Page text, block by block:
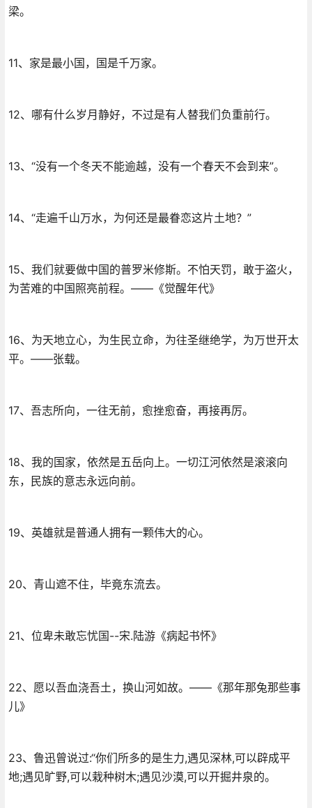
梁。
11、家是最小国，国是千万家。
12、哪有什么岁月静好，不过是有人替我们负重前行。
13、“没有一个冬天不能逾越，没有一个春天不会到来”。
14、“走遍千山万水，为何还是最眷恋这片土地？”
15、我们就要做中国的普罗米修斯。不怕天罚，敢于盗火，
为苦难的中国照亮前程。——《觉醒年代》
16、为天地立心，为生民立命，为往圣继绝学，为万世开太
平。——张载。
17、吾志所向，一往无前，愈挫愈奋，再接再厉。
18、我的国家，依然是五岳向上。一切江河依然是滚滚向
东，民族的意志永远向前。
19、英雄就是普通人拥有一颗伟大的心。
20、青山遮不住，毕竟东流去。
21、位卑未敢忘忧国--宋.陆游《病起书怀》
22、愿以吾血浇吾土，换山河如故。——《那年那兔那些事
儿》
23、鲁迅曾说过:“你们所多的是生力,遇见深林,可以辟成平
地;遇见旷野,可以栽种树木;遇见沙漠,可以开掘井泉的。